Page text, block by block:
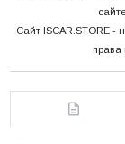
Сайт ISCAR.STORE -
права